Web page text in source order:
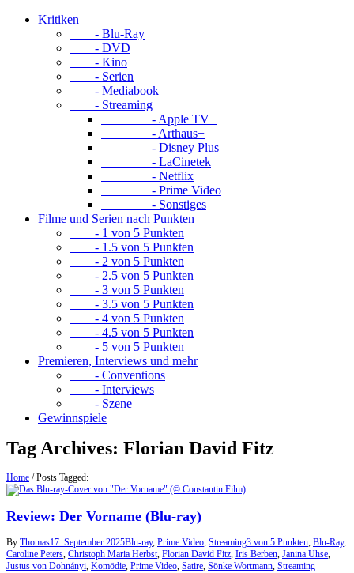
Kritiken
- Blu-Ray
- DVD
- Kino
- Serien
- Mediabook
- Streaming
- Apple TV+
- Arthaus+
- Disney Plus
- LaCinetek
- Netflix
- Prime Video
- Sonstiges
Filme und Serien nach Punkten
- 1 von 5 Punkten
- 1.5 von 5 Punkten
- 2 von 5 Punkten
- 2.5 von 5 Punkten
- 3 von 5 Punkten
- 3.5 von 5 Punkten
- 4 von 5 Punkten
- 4.5 von 5 Punkten
- 5 von 5 Punkten
Premieren, Interviews und mehr
- Conventions
- Interviews
- Szene
Gewinnspiele
Tag Archives: Florian David Fitz
Home /Posts Tagged:
Review: Der Vorname (Blu-ray)
By Thomas17. September 2025Blu-ray, Prime Video, Streaming3 von 5 Punkten, Blu-Ray,
Caroline Peters, Christoph Maria Herbst, Florian David Fitz, Iris Berben, Janina Uhse,
Justus von Dohnányi, Komödie, Prime Video, Satire, Sönke Wortmann, Streaming